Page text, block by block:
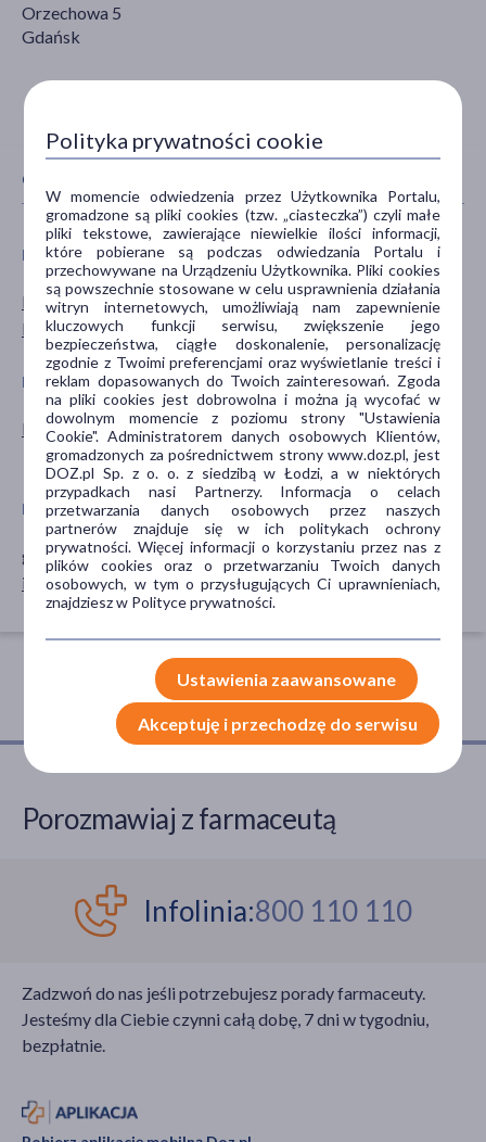
Orzechowa 5
Gdańsk
CECHY PRODUKTU
PŁEĆ
Mężczyzna
Kobieta
TYP PRODUKTU
Lek na receptę
POSTAĆ
kapsułki
DZIAŁANIE/WŁAŚCIWOŚCI
przeciwbakteryjne
przeciwgrzybicze
PROBLEM
grzybica
infekcja
SPOSÓB APLIKACJI
doustne
Porozmawiaj z farmaceutą
Infolinia:800 110 110
Zadzwoń do nas jeśli potrzebujesz porady farmaceuty.
Jesteśmy dla Ciebie czynni całą dobę, 7 dni w tygodniu,
bezpłatnie.
Polityka prywatności cookie
W momencie odwiedzenia przez Użytkownika Portalu,
gromadzone są pliki cookies (tzw. „ciasteczka”) czyli małe
pliki tekstowe, zawierające niewielkie ilości informacji,
które pobierane są podczas odwiedzania Portalu i
przechowywane na Urządzeniu Użytkownika. Pliki cookies
są powszechnie stosowane w celu usprawnienia działania
witryn internetowych, umożliwiają nam zapewnienie
kluczowych funkcji serwisu, zwiększenie jego
bezpieczeństwa, ciągłe doskonalenie, personalizację
zgodnie z Twoimi preferencjami oraz wyświetlanie treści i
reklam dopasowanych do Twoich zainteresowań. Zgoda
na pliki cookies jest dobrowolna i można ją wycofać w
dowolnym momencie z poziomu strony "Ustawienia
Cookie". Administratorem danych osobowych Klientów,
gromadzonych za pośrednictwem strony www.doz.pl, jest
DOZ.pl Sp. z o. o. z siedzibą w Łodzi, a w niektórych
przypadkach nasi Partnerzy. Informacja o celach
przetwarzania danych osobowych przez naszych
partnerów znajduje się w ich politykach ochrony
prywatności. Więcej informacji o korzystaniu przez nas z
plików cookies oraz o przetwarzaniu Twoich danych
osobowych, w tym o przysługujących Ci uprawnieniach,
znajdziesz w Polityce prywatności.
Ustawienia zaawansowane
Akceptuję i przechodzę do serwisu